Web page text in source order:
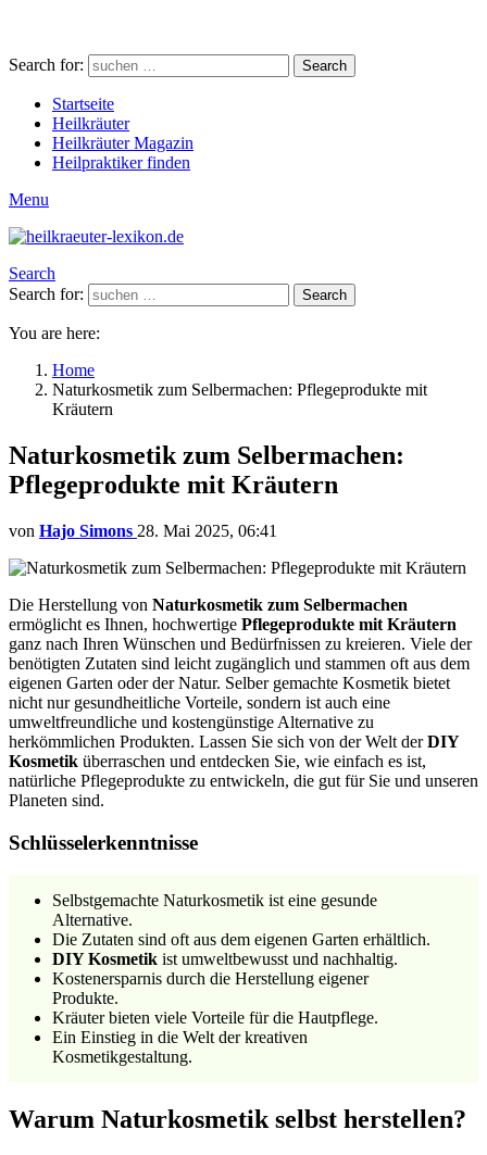
Search for: Search
Startseite
Heilkräuter
Heilkräuter Magazin
Heilpraktiker finden
Menu
Search
Search for:
Search
You are here:
Home
Naturkosmetik zum Selbermachen: Pflegeprodukte mit
Kräutern
Naturkosmetik zum Selbermachen:
Pflegeprodukte mit Kräutern
von Hajo Simons 28. Mai 2025, 06:41
Die Herstellung von Naturkosmetik zum Selbermachen
ermöglicht es Ihnen, hochwertige Pflegeprodukte mit Kräutern
ganz nach Ihren Wünschen und Bedürfnissen zu kreieren. Viele der
benötigten Zutaten sind leicht zugänglich und stammen oft aus dem
eigenen Garten oder der Natur. Selber gemachte Kosmetik bietet
nicht nur gesundheitliche Vorteile, sondern ist auch eine
umweltfreundliche und kostengünstige Alternative zu
herkömmlichen Produkten. Lassen Sie sich von der Welt derDIY
Kosmetik überraschen und entdecken Sie, wie einfach es ist,
natürliche Pflegeprodukte zu entwickeln, die gut für Sie und unseren
Planeten sind.
Schlüsselerkenntnisse
Selbstgemachte Naturkosmetik ist eine gesunde
Alternative.
Die Zutaten sind oft aus dem eigenen Garten erhältlich.
DIY Kosmetik ist umweltbewusst und nachhaltig.
Kostenersparnis durch die Herstellung eigener
Produkte.
Kräuter bieten viele Vorteile für die Hautpflege.
Ein Einstieg in die Welt der kreativen
Kosmetikgestaltung.
Warum Naturkosmetik selbst herstellen?